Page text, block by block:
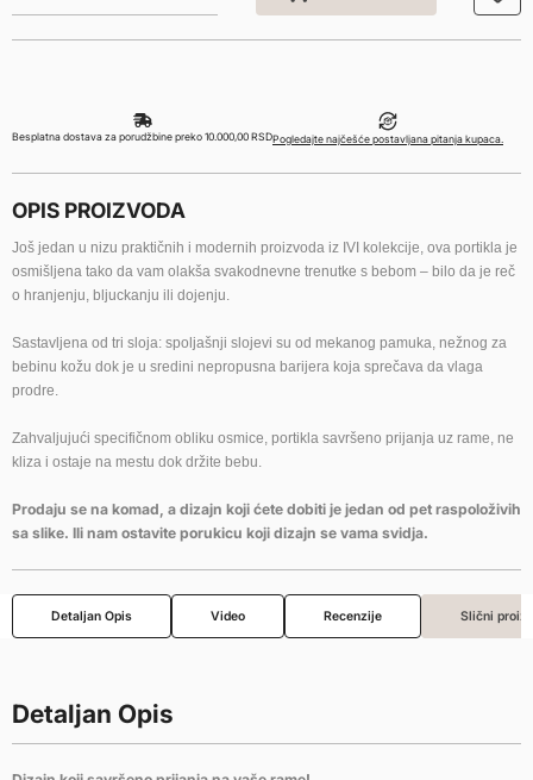
Besplatna dostava za porudžbine preko 10.000,00 RSDPogledajte najčešće postavljana pitanja kupaca.
OPIS PROIZVODA
Još jedan u nizu praktičnih i modernih proizvoda iz IVI kolekcije, ova portikla je
osmišljena tako da vam olakša svakodnevne trenutke s bebom – bilo da je reč
o hranjenju, bljuckanju ili dojenju.
Sastavljena od tri sloja: spoljašnji slojevi su od mekanog pamuka, nežnog za
bebinu kožu dok je u sredini nepropusna barijera koja sprečava da vlaga
prodre.
Zahvaljujući specifičnom obliku osmice, portikla savršeno prijanja uz rame, ne
kliza i ostaje na mestu dok držite bebu.
Prodaju se na komad, a dizajn koji ćete dobiti je jedan od pet raspoloživih
sa slike. Ili nam ostavite porukicu koji dizajn se vama svidja.
Detaljan Opis Video Recenzije Slični
Detaljan Opis